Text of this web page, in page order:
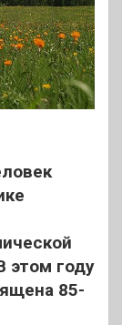
этом году
85-